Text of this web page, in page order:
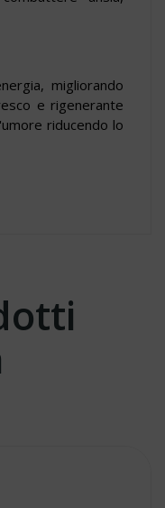
migliorando
e rigenerante
riducendo lo